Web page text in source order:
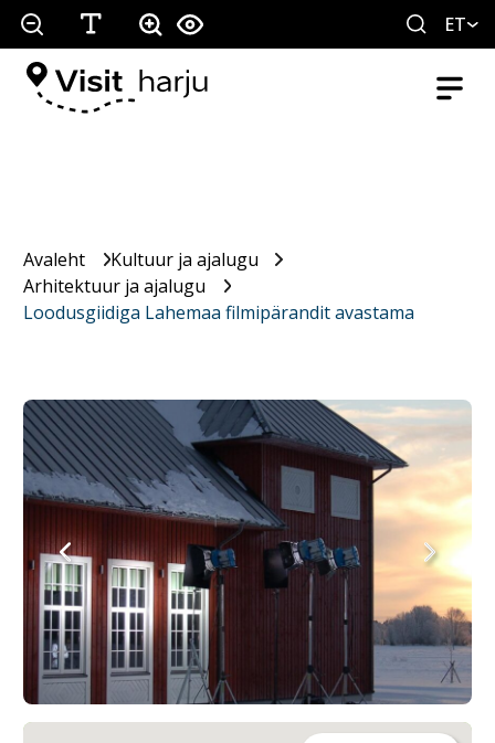
ET
Avaleht
Kultuur ja ajalugu
Arhitektuur ja ajalugu
Loodusgiidiga Lahemaa filmipärandit avastama